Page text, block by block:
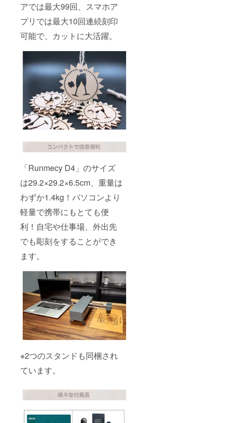
アでは最大99回、スマホア
プリでは最大10回連続刻印
可能で、カットに大活躍。
「Runmecy D4」のサイズ
は29.2×29.2×6.5cm、重量は
わずか1.4kg！パソコンより
軽量で携帯にもとても便
利！自宅や仕事場、外出先
でも彫刻をすることができ
ます。
※2つのスタンドも同梱され
ています。